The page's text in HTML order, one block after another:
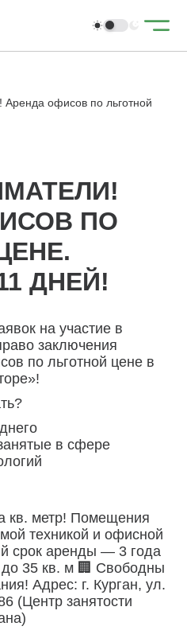
офисов по льготной
ПО
ДНЕЙ!
на участие в
заключения
по льготной цене в
в сфере
кв. метр! Помещения
техникой и офисной
срок аренды — 3 года
35 кв. м 🏢 Свободны
Адрес: г. Курган, ул.
(Центр занятости